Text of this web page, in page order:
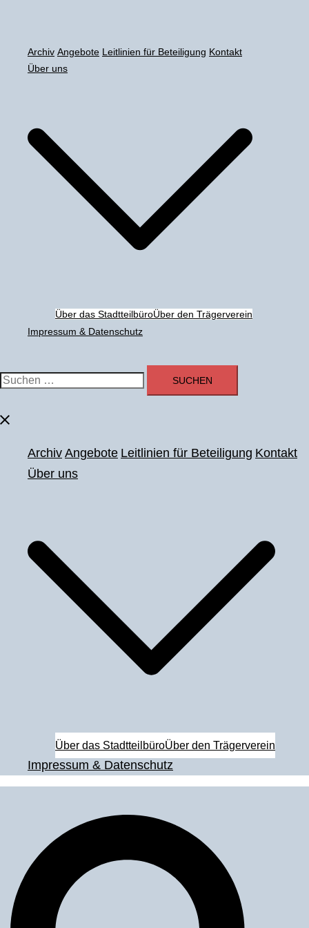
Archiv Angebote Leitlinien für Beteiligung Kontakt
Über uns
Über das StadtteilbüroÜber den Trägerverein
Impressum & Datenschutz
Suchen
Menü
Archiv Angebote Leitlinien für Beteiligung Kontakt
Über uns
Über das StadtteilbüroÜber den Trägerverein
Impressum & Datenschutz